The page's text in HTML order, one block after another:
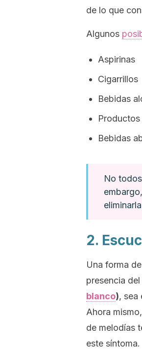
de lo que
Algunos
Aspirinas
Cigarrillos
Bebidas
Bebidas
No
2.
Una forma
presencia
blanco), sea
Ahora
de melodías
este síntoma.